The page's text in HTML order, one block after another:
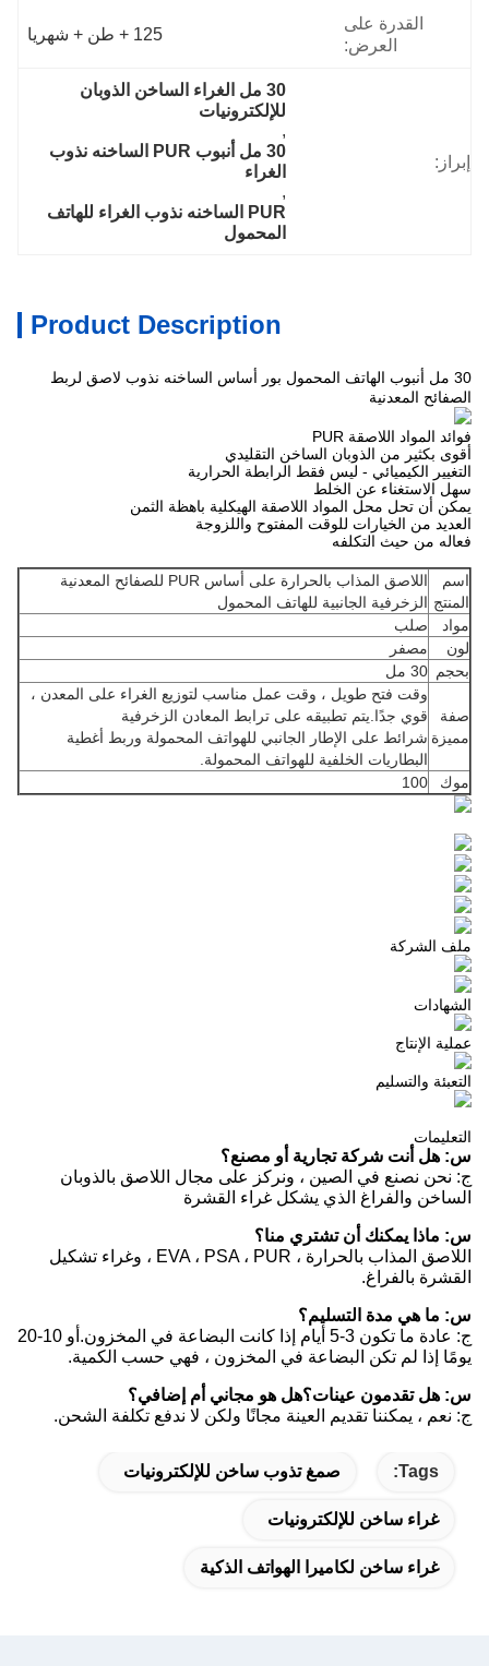
القدرة على
العرض:
125 + طن + شهريا
إبراز:
30 مل الغراء الساخن الذوبان
للإلكترونيات
,
30 مل أنبوب PUR الساخنه نذوب
الغراء
,
PUR الساخنه نذوب الغراء للهاتف
المحمول
Product Description
30 مل أنبوب الهاتف المحمول بور أساس الساخنه نذوب لاصق لربط
الصفائح المعدنيةتخصيص
فوائد المواد اللاصقة PUR
أقوى بكثير من الذوبان الساخن التقليدي
التغيير الكيميائي - ليس فقط الرابطة الحرارية
سهل الاستغناء عن الخلط
يمكن أن تحل محل المواد اللاصقة الهيكلية باهظة الثمن
العديد من الخيارات للوقت المفتوح واللزوجة
فعاله من حيث التكلفه
اسم
المنتج
اللاصق المذاب بالحرارة على أساس PUR للصفائح المعدنية
الزخرفية الجانبية للهاتف المحمول
مواد
صلب
لون
مصفر
بحجم
30 مل
صفة
مميزة
وقت فتح طويل ، وقت عمل مناسب لتوزيع الغراء على المعدن ،
قوي جدًا.يتم تطبيقه على ترابط المعادن الزخرفية
شرائط على الإطار الجانبي للهواتف المحمولة وربط أغطية
البطاريات الخلفية للهواتف المحمولة.
موك
100
ملف الشركة
الشهادات
عملية الإنتاج
التعبئة والتسليم
التعليمات
س: هل أنت شركة تجارية أو مصنع؟
ج: نحن نصنع في الصين ، ونركز على مجال اللاصق بالذوبان
الساخن والفراغ الذي يشكل غراء القشرة
س: ماذا يمكنك أن تشتري منا؟
اللاصق المذاب بالحرارة ، EVA ، PSA ، PUR ، وغراء تشكيل
القشرة بالفراغ.
س: ما هي مدة التسليم؟
ج: عادة ما تكون 3-5 أيام إذا كانت البضاعة في المخزون.أو 10-20
يومًا إذا لم تكن البضاعة في المخزون ، فهي حسب الكمية.
س: هل تقدمون عينات؟هل هو مجاني أم إضافي؟
ج: نعم ، يمكننا تقديم العينة مجانًا ولكن لا ندفع تكلفة الشحن.
Tags: صمغ تذوب ساخن للإلكترونيات
غراء ساخن للإلكترونيات
غراء ساخن لكاميرا الهواتف الذكية